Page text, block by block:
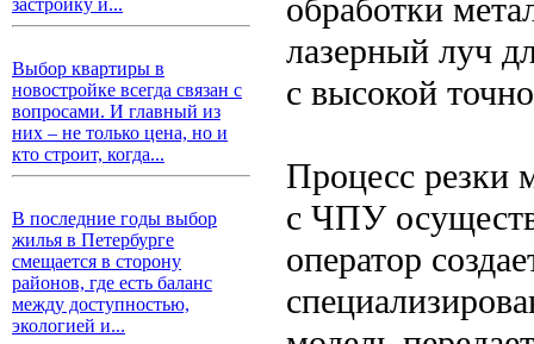
застройку и...
Выбор квартиры в
новостройке всегда связан с
вопросами. И главный из
них – не только цена, но и
кто строит, когда...
В последние годы выбор
жилья в Петербурге
смещается в сторону
районов, где есть баланс
между доступностью,
экологией и...
обработки
лазерный луч
с высокой
Процесс резки
с ЧПУ
оператор